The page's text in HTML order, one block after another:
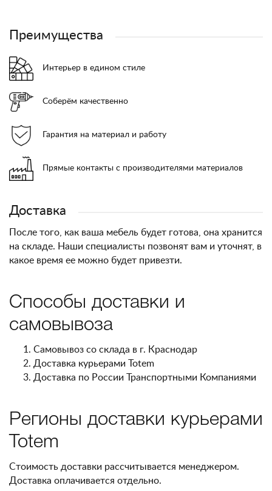
Преимущества
Интерьер в едином стиле
Соберём качественно
Гарантия на материал и работу
Прямые контакты с производителями материалов
Доставка
После того, как ваша мебель будет готова, она хранится
на складе. Наши специалисты позвонят вам и уточнят, в
какое время ее можно будет привезти.
Способы доставки и
самовывоза
Самовывоз со склада в г. Краснодар
Доставка курьерами Totem
Доставка по России Транспортными Компаниями
Регионы доставки курьерами
Totem
Стоимость доставки рассчитывается менеджером.
Доставка оплачивается отдельно.